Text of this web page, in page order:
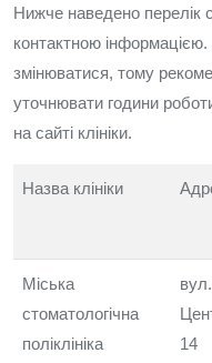
Нижче наведено перелік
контактною інформацією.
змінюватися, тому
уточнювати години
на сайті клініки.
Назва клініки
Міська
стоматологічна
поліклініка
вул.
14